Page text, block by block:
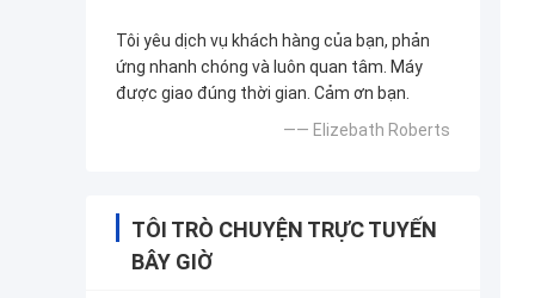
Tôi yêu dịch vụ khách hàng của bạn, phản
ứng nhanh chóng và luôn quan tâm. Máy
được giao đúng thời gian. Cảm ơn bạn.
—— Elizebath Roberts
TÔI TRÒ CHUYỆN TRỰC TUYẾN
BÂY GIỜ